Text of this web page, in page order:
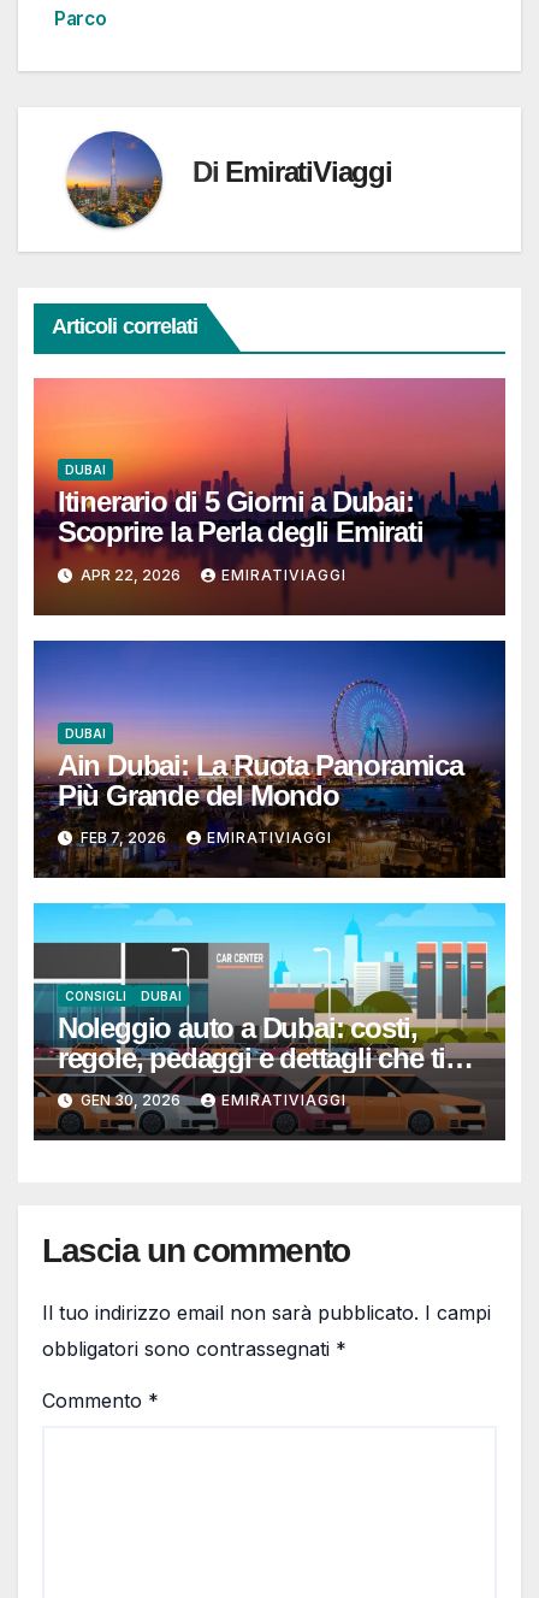
Parco
Di EmiratiViaggi
Articoli correlati
DUBAI
Itinerario di 5 Giorni a Dubai:
Scoprire la Perla degli Emirati
APR 22, 2026 EMIRATIVIAGGI
DUBAI
Ain Dubai: La Ruota Panoramica
Più Grande del Mondo
FEB 7, 2026 EMIRATIVIAGGI
CONSIGLI DUBAI
Noleggio auto a Dubai: costi,
regole, pedaggi e dettagli che ti
evitano sorprese
GEN 30, 2026 EMIRATIVIAGGI
Lascia un commento
Il tuo indirizzo email non sarà pubblicato. I campi
obbligatori sono contrassegnati *
Commento *